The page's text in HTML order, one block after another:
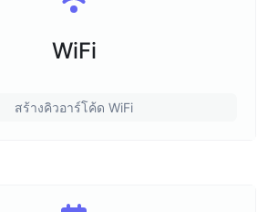
WiFi
สร้างคิวอาร์โค้ด WiFi